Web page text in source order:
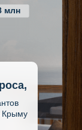
Крыму
млн